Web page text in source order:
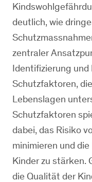
deutlich, wie
zentraler
Identifizierung und
Schutzfaktoren,
Lebenslagen
Schutzfaktoren
dabei, das Risiko
minimieren und
Kinder zu stärken.
die Qualität der